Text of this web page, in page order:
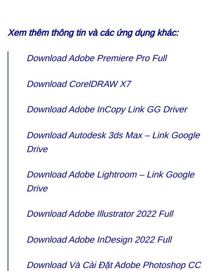
Xem thêm thông tin và các ứng dụng khác:
Download Adobe Premiere Pro Full
Download CorelDRAW X7
Download Adobe InCopy Link GG Driver
Download Autodesk 3ds Max – Link Google
Drive
Download Adobe Lightroom – Link Google
Drive
Download Adobe Illustrator 2022 Full
Download Adobe InDesign 2022 Full
Download Và Cài Đặt Adobe Photoshop CC